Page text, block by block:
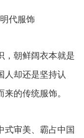
代服饰
，朝鲜阔衣本就是
人却还是坚持认
的传统服饰。
式审美、霸占中国